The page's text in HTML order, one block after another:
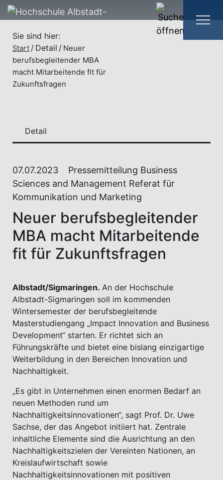
Sie sind hier:
Start Detail
Neuer
berufsbegleitender MBA
macht Mitarbeitende fit für
Zukunftsfragen
07.07.2023
Pressemitteilung Business
Sciences and Management Referat für
Kommunikation und Marketing
Neuer berufsbegleitender
MBA macht Mitarbeitende
fit für Zukunftsfragen
Albstadt/Sigmaringen. An der Hochschule
Albstadt-Sigmaringen soll im kommenden
Wintersemester der berufsbegleitende
Masterstudiengang „Impact Innovation and Business
Development“ starten. Er richtet sich an
Führungskräfte und bietet eine bislang einzigartige
Weiterbildung in den Bereichen Innovation und
Nachhaltigkeit.
„Es gibt in Unternehmen einen enormen Bedarf an
neuen Methoden rund um
Nachhaltigkeitsinnovationen“, sagt Prof. Dr. Uwe
Sachse, der das Angebot initiiert hat. Zentrale
inhaltliche Elemente sind die Ausrichtung an den
Nachhaltigkeitszielen der Vereinten Nationen, an
Kreislaufwirtschaft sowie
Nachhaltigkeitsinnovationen mit positiven
Detail